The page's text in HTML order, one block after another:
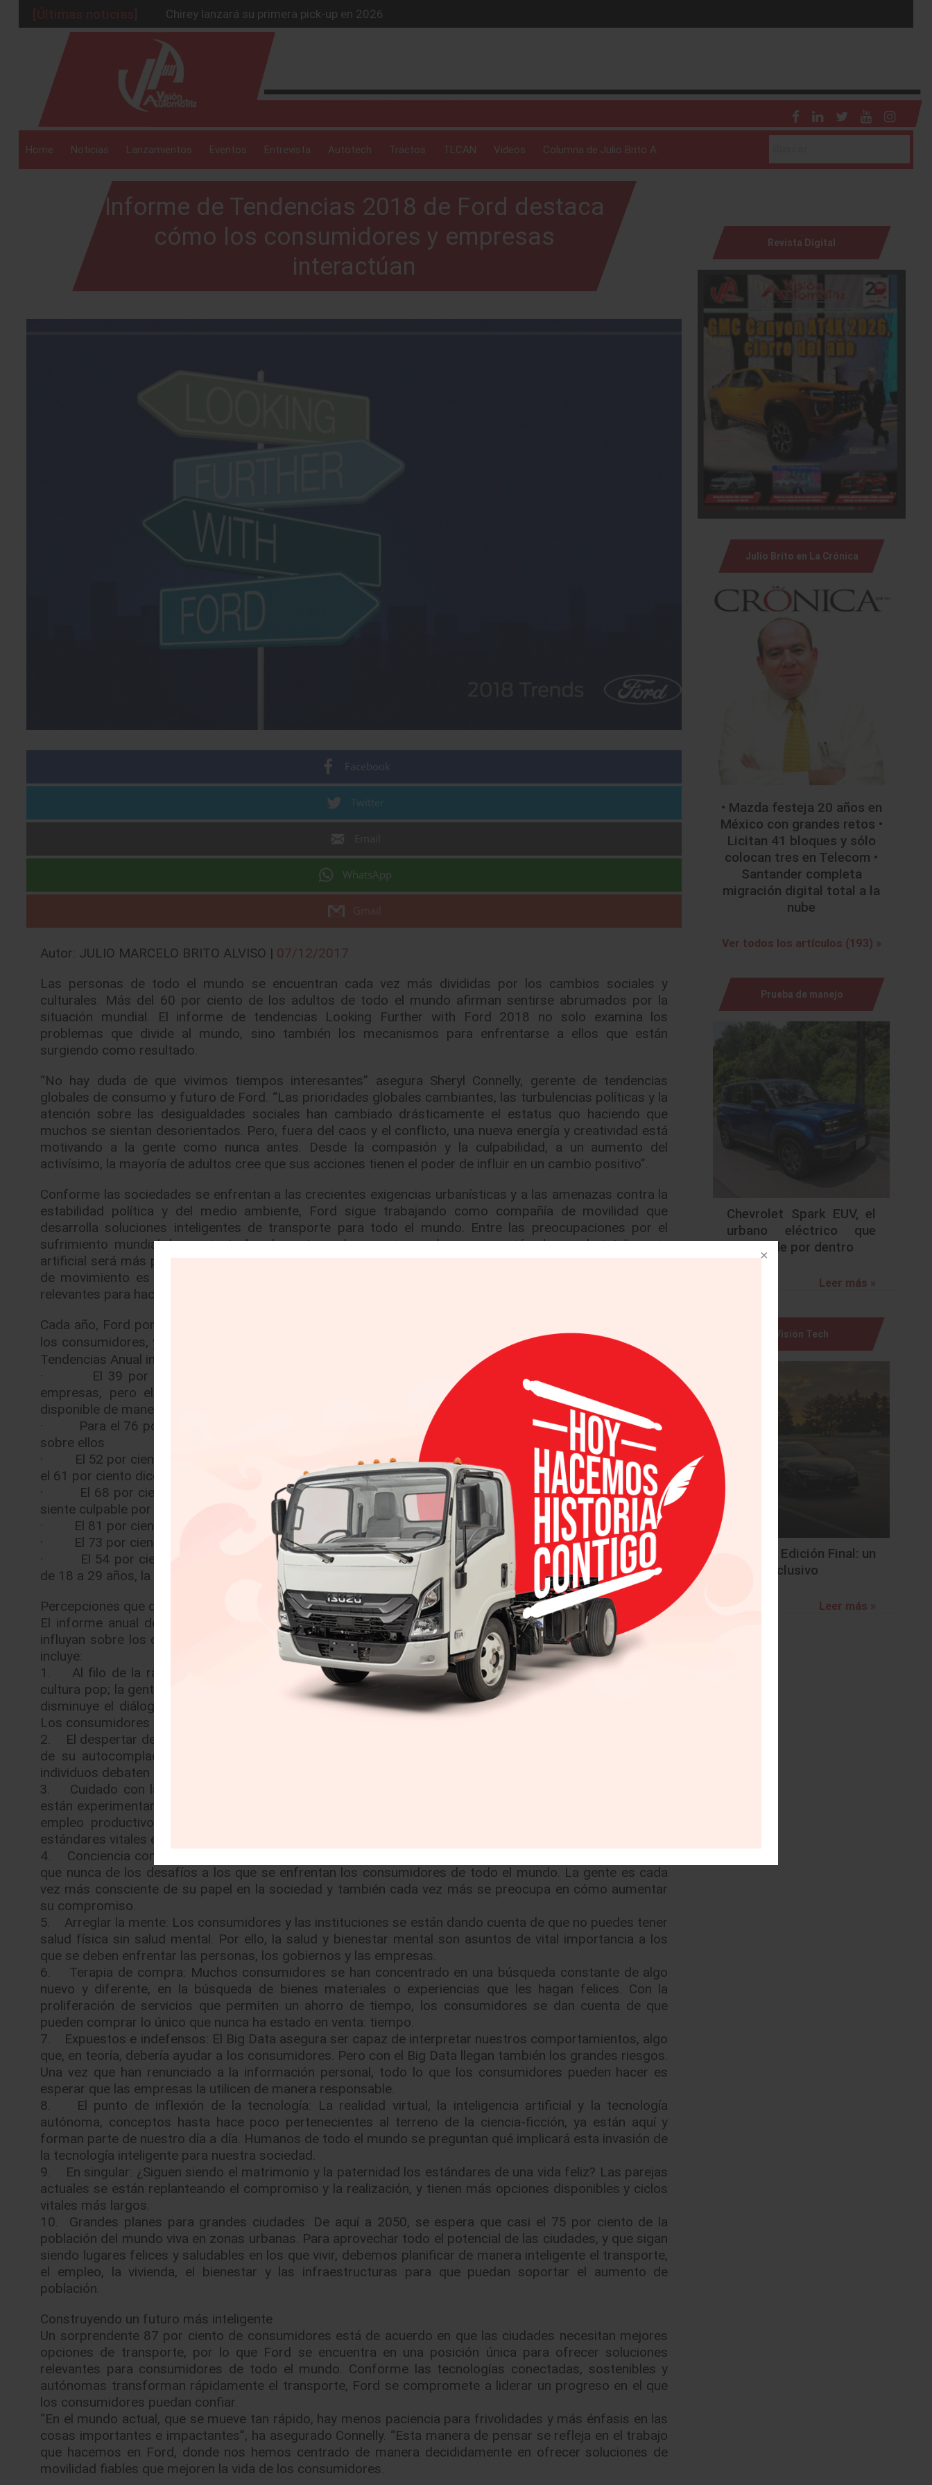
[Últimas noticias]
BMW Z4 Edición Final: un adiós exclusivo
Ford Edge Híbrida: la SUV que evoluciona
Mazda Santa Project crece
Será 2026, año de evolución profunda: Peñafiel
Home Noticias Lanzamientos Eventos Entrevista Autotech Tractos TLCAN Videos Columna de Julio Brito A.
Informe de Tendencias 2018 de Ford destaca
cómo los consumidores y empresas
interactúan
Facebook
Twitter
WhatsApp
Gmail
Autor: JULIO MARCELO BRITO ALVISO | 07/12/2017
Las personas de todo el mundo se encuentran cada vez más divididas por los cambios sociales y
culturales. Más del 60 por ciento de los adultos de todo el mundo afirman sentirse abrumados por la
situación mundial. El informe de tendencias Looking Further with Ford 2018 no solo examina los
problemas que divide al mundo, sino también los mecanismos para enfrentarse a ellos que están
surgiendo como resultado.
“No hay duda de que vivimos tiempos interesantes” asegura Sheryl Connelly, gerente de tendencias
globales de consumo y futuro de Ford. “Las prioridades globales cambiantes, las turbulencias políticas y la
atención sobre las desigualdades sociales han cambiado drásticamente el estatus quo haciendo que
muchos se sientan desorientados. Pero, fuera del caos y el conflicto, una nueva energía y creatividad está
motivando a la gente como nunca antes. Desde la compasión y la culpabilidad, a un aumento del
activísimo, la mayoría de adultos cree que sus acciones tienen el poder de influir en un cambio positivo”.
Conforme las sociedades se enfrentan a las crecientes exigencias urbanísticas y a las amenazas contra la
estabilidad política y del medio ambiente, Ford sigue trabajando como compañía de movilidad que
desarrolla soluciones inteligentes de transporte para todo el mundo. Entre las preocupaciones por el
sufrimiento mundial, la creciente brecha entre pobres y ricos y la preocupación de que la inteligencia
artificial será más perjudicial que beneficiosa, Ford sigue comprometida con la creencia de que la libertad
de movimiento es el motor del progreso humano y, por ello, está diseñando tecnologías sostenibles y
relevantes para hacer que la vida de las personas sea mejor.
Cada año, Ford pone particular atención en las tendencias globales para entender cómo están cambiando
los consumidores, y cómo deben responder las empresas. Los puntos destacados del Sexto Informe de
Tendencias Anual incluyen:
· El 39 por ciento de adultos asegura que no le importa compartir su información personal con
empresas, pero el 60 por ciento dice sentirse contrariado por la cantidad de información personal
disponible de manera pública
· Para el 76 por ciento de los adultos le resulta inquietante pensar lo mucho que saben las empresas
sobre ellos
· El 52 por ciento de los adultos cree que la inteligencia artificial será más dañina que beneficiosa, pero
el 61 por ciento dice tener esperanzas sobre el futuro de los vehículos autónomos
· El 68 por ciento de adultos se siente abrumado por cómo es el mundo actual, y el 51 por ciento se
siente culpable por no hacer más por contribuir a que el mundo sea un lugar mejor
· El 81 por ciento de adultos asegura sentirse preocupado por la creciente brecha entre ricos y pobres
· El 73 por ciento de adultos afirma que debería cuidar mejor su bienestar emocional
· El 54 por ciento de adultos asegura sentirse más estresado que el año pasado. Entre las personas
de 18 a 29 años, la cifra alcanza el 65 por ciento
Percepciones que dan forma al futuro
El informe anual de Ford sirve como un mapeo para entender cómo se espera que ciertas tendencias
influyan sobre los consumidores y marcas a partir de 2018. La recopilación de 10 tendencias para 2018
incluye:
1. Al filo de la razón: La inestabilidad global es evidente en todos los sectores, desde la política a la
cultura pop; la gente responde a estos cambios de manera polarizada. Conforme aumentan los extremos,
disminuye el diálogo abierto y la sensación de sentirse superado por los acontecimientos se intensifica.
Los consumidores están ávidos de maneras originales de afrontar y adaptarse a la situación.
2. El despertar del activismo: Gracias a la cultura de la polarización, se está sacando a los consumidores
de su autocomplacencia. La sabiduría y las expectativas convencionales se derrumban conforme los
individuos debaten el cambio necesario.
3. Cuidado con la brecha: El foco mundial está puesto en la desigualdad. Activistas y emprendedores
están experimentando con nuevos modos de mejorar el acceso a una educación de calidad, incrementar el
empleo productivo, reducir las brechas salariales y facilitar a todo el mundo un acceso asequible a
estándares vitales e infraestructuras básicas.
4. Conciencia compasiva: Con el ciclo omnipresente de noticias en el que vivimos, estamos más al tanto
que nunca de los desafíos a los que se enfrentan los consumidores de todo el mundo. La gente es cada
vez más consciente de su papel en la sociedad y también cada vez más se preocupa en cómo aumentar
su compromiso.
5. Arreglar la mente: Los consumidores y las instituciones se están dando cuenta de que no puedes tener
salud física sin salud mental. Por ello, la salud y bienestar mental son asuntos de vital importancia a los
que se deben enfrentar las personas, los gobiernos y las empresas.
6. Terapia de compra: Muchos consumidores se han concentrado en una búsqueda constante de algo
nuevo y diferente, en la búsqueda de bienes materiales o experiencias que les hagan felices. Con la
proliferación de servicios que permiten un ahorro de tiempo, los consumidores se dan cuenta de que
pueden comprar lo único que nunca ha estado en venta: tiempo.
7. Expuestos e indefensos: El Big Data asegura ser capaz de interpretar nuestros comportamientos, algo
que, en teoría, debería ayudar a los consumidores. Pero con el Big Data llegan también los grandes riesgos.
Una vez que han renunciado a la información personal, todo lo que los consumidores pueden hacer es
esperar que las empresas la utilicen de manera responsable.
8. El punto de inflexión de la tecnología: La realidad virtual, la inteligencia artificial y la tecnología
autónoma, conceptos hasta hace poco pertenecientes al terreno de la ciencia-ficción, ya están aquí y
forman parte de nuestro día a día. Humanos de todo el mundo se preguntan qué implicará esta invasión de
la tecnología inteligente para nuestra sociedad.
9. En singular: ¿Siguen siendo el matrimonio y la paternidad los estándares de una vida feliz? Las parejas
actuales se están replanteando el compromiso y la realización, y tienen más opciones disponibles y ciclos
vitales más largos.
10. Grandes planes para grandes ciudades: De aquí a 2050, se espera que casi el 75 por ciento de la
población del mundo viva en zonas urbanas. Para aprovechar todo el potencial de las ciudades, y que sigan
siendo lugares felices y saludables en los que vivir, debemos planificar de manera inteligente el transporte,
el empleo, la vivienda, el bienestar y las infraestructuras para que puedan soportar el aumento de
población.
Construyendo un futuro más inteligente
Un sorprendente 87 por ciento de consumidores está de acuerdo en que las ciudades necesitan mejores
opciones de transporte, por lo que Ford se encuentra en una posición única para ofrecer soluciones
relevantes para consumidores de todo el mundo. Conforme las tecnologías conectadas, sostenibles y
autónomas transforman rápidamente el transporte, Ford se compromete a liderar un progreso en el que
los consumidores puedan confiar.
“En el mundo actual, que se mueve tan rápido, hay menos paciencia para frivolidades y más énfasis en las
cosas importantes e impactantes”, ha asegurado Connelly. “Esta manera de pensar se refleja en el trabajo
que hacemos en Ford, donde nos hemos centrado de manera decididamente en ofrecer soluciones de
movilidad fiables que mejoren la vida de los consumidores.
Revista Digital
Julio Brito en La Crónica
• Mazda festeja 20 años en
México con grandes retos •
Licitan 41 bloques y sólo
colocan tres en Telecom •
Santander completa
migración digital total a la
nube
Ver todos los artículos (193) »
Prueba de manejo
Chevrolet Spark EUV, el
urbano eléctrico que
sorprende por dentro
Leer más »
Visión Tech
BMW Z4 Edición Final: un
adiós exclusivo
Leer más »